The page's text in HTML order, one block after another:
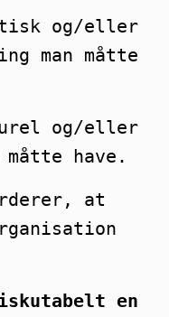
og/eller
man måtte
og/eller
måtte have.
at
en